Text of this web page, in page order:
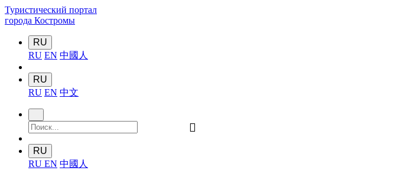
Туристический портал
города Костромы
RU
RU EN 中國人
RU
RU EN 中文
󰍉
RU
RU EN 中國人